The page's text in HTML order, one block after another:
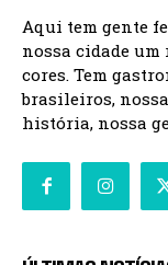
Aqui tem gente
nossa cidade um
cores. Tem
brasileiros,
história, nossa